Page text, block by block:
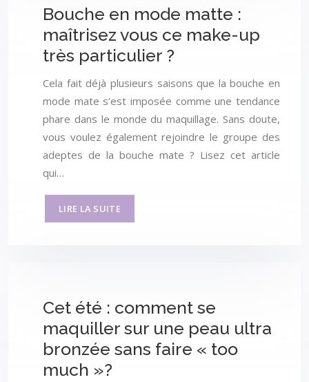
Bouche en mode matte :
maîtrisez vous ce make-up
très particulier ?
Cela fait déjà plusieurs saisons que la bouche en
mode mate s’est imposée comme une tendance
phare dans le monde du maquillage. Sans doute,
vous voulez également rejoindre le groupe des
adeptes de la bouche mate ? Lisez cet article
qui…
LIRE LA SUITE
Cet été : comment se
maquiller sur une peau ultra
bronzée sans faire « too
much »?